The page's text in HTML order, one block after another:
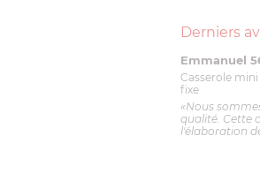
Derniers
Emmanuel
Casserole
fixe
«Nous
qualité. Cette
l'élaboration